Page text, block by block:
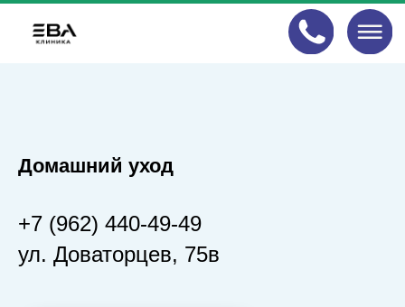
Домашний уход
+7 (962) 440-49-49
ул. Доваторцев, 75в